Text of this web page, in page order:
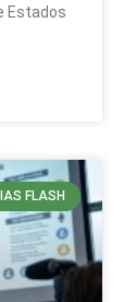
Estados
FLASH